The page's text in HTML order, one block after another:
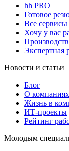
hh PRO
Готовое
Все сервисы
Хочу у вас
Экспертная
Новости и статьи
Блог
О
Жизнь в
ИТ-проекты
Рейтинг
Молодым